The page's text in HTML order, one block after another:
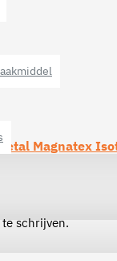
Magnatex
schrijven.